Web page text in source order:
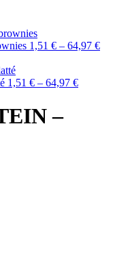
1,51 € – 64,97 €
1,51 € – 64,97 €Price
–